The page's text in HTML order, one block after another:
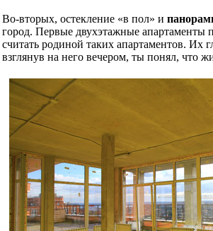
Во-вторых, остекление «в пол» и
город. Первые двухэтажные
считать родиной таких апартаментов. Их
взглянув на него вечером, ты понял, что